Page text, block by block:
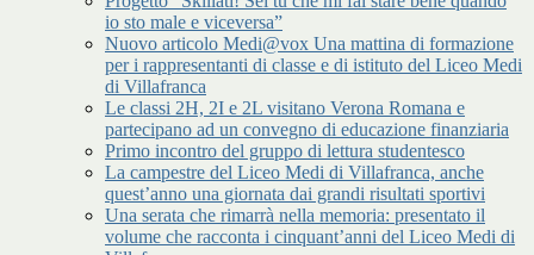
io sto male e viceversa”
Nuovo articolo Medi@vox Una mattina di formazione
per i rappresentanti di classe e di istituto del Liceo Medi
di Villafranca
Le classi 2H, 2I e 2L visitano Verona Romana e
partecipano ad un convegno di educazione finanziaria
Primo incontro del gruppo di lettura studentesco
La campestre del Liceo Medi di Villafranca, anche
quest’anno una giornata dai grandi risultati sportivi
Una serata che rimarrà nella memoria: presentato il
volume che racconta i cinquant’anni del Liceo Medi di